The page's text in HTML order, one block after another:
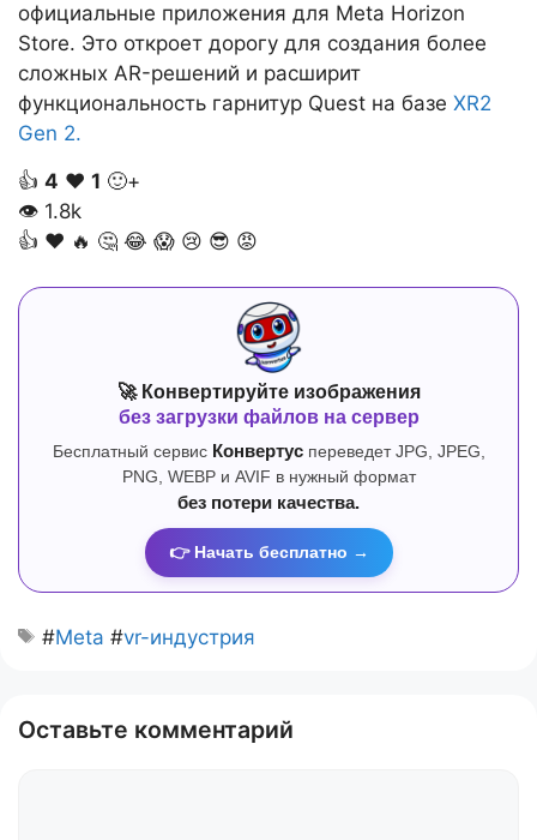
официальные приложения для Meta Horizon
Store. Это откроет дорогу для создания более
сложных AR-решений и расширит
функциональность гарнитур Quest на базе XR2
Gen 2.
👍 4 ❤️ 1 🙂+
👁 1.8k
👍 ❤️ 🔥 🤔 😂 😱 😢 😎 😡
🚀 Конвертируйте изображения
без загрузки файлов на сервер
Бесплатный сервис Конвертуспереведет JPG, JPEG,
PNG, WEBP и AVIF в нужный формат
без потери качества.
👉 Начать бесплатно →
#Meta #vr-индустрия
Оставьте комментарий